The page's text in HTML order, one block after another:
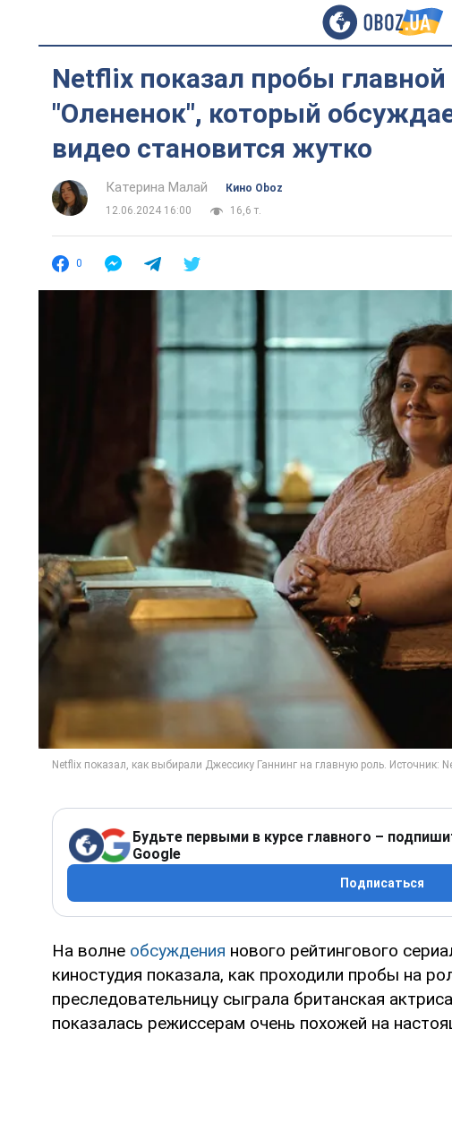
Netflix показал пробы главной
"Олененок", который
видео становится жутко
Катерина Малай
Кино Oboz
12.06.2024 16:00
16,6 т.
0
Будьте первыми в курсе главного –
Google
Подписаться
На волне обсуждения нового рейтингового
киностудия показала, как проходили пробы на
преследовательницу сыграла британская
показалась режиссерам очень похожей на